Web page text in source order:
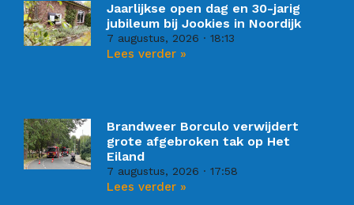
Jaarlijkse open dag en 30-jarig
jubileum bij Jookies in Noordijk
7 augustus, 2026 18:13
Lees verder »
Brandweer Borculo verwijdert
grote afgebroken tak op Het
Eiland
7 augustus, 2026 17:58
Lees verder »